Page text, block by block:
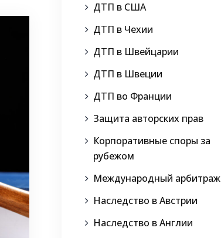
ДТП в США
ДТП в Чехии
ДТП в Швейцарии
ДТП в Швеции
ДТП во Франции
Защита авторских прав
Корпоративные споры за
рубежом
Международный арбитраж
Наследство в Австрии
Наследство в Англии